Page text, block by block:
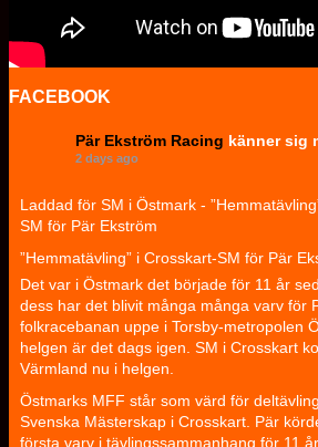
FACEBOOK
Pär Ekström Racing känner sig
2 days ago
Laddad för SM i Östmark -
SM för Pär Ekström
”Hemmatävling” i Crosskart-SM för Pär
Det var i Östmark det började för 11 år
dess har det blivit många många varv för
folkracebanan uppe i Torsby-metropolen
helgen är det dags igen. SM i Crosskart
Värmland nu i helgen.
Östmarks MFF står som värd för
Svenska Mästerskap i Crosskart. Pär
första varv i tävlingssammanhang för 11